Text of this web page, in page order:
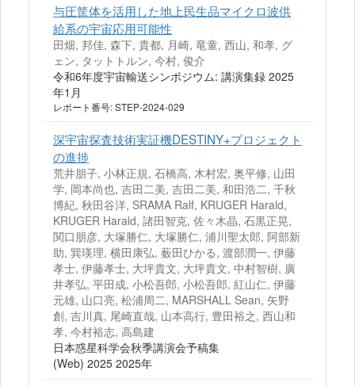
与圧筐体を活用した地上民生品マイクロ波供
給系の宇宙応用可能性
田畑, 邦佳, 森下, 貴都, 月崎, 竜童, 西山, 和孝, グ
ェン, タットトルン, 今村, 俊介
令和6年度宇宙輸送シンポジウム: 講演集録 2025
年1月
レポート番号: STEP-2024-029
深宇宙探査技術実証機DESTINY+プロジェクト
の進捗
荒井朋子, 小林正規, 石橋高, 木村宏, 奥平修, 山田
学, 岡本尚也, 吉田二美, 吉田二美, 和田浩二, 千秋
博紀, 秋田谷洋, SRAMA Ralf, KRUGER Harald,
KRUGER Harald, 諸田智克, 佐々木晶, 石黒正晃,
関口朋彦, 大塚勝仁, 大塚勝仁, 浦川聖太郎, 阿部新
助, 巽瑛理, 横田康弘, 薮田ひかる, 渡部潤一, 伊藤
孝士, 伊藤孝士, 大坪貴文, 大坪貴文, 中村智樹, 廣
井孝弘, 平田成, 小松吾郎, 小松吾郎, 紅山仁, 伊藤
元雄, 山口亮, 松浦周二, MARSHALL Sean, 矢野
創, 吉川真, 尾崎直哉, 山本高行, 豊田裕之, 西山和
孝, 今村裕志, 高島建
日本惑星科学会秋季講演会予稿集
(Web) 2025 2025年